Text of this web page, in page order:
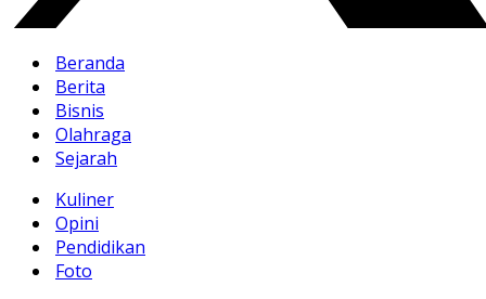
Beranda
Berita
Bisnis
Olahraga
Sejarah
Kuliner
Opini
Pendidikan
Foto